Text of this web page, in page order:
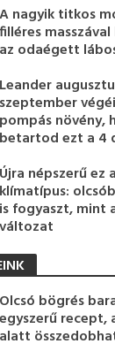
A nagyik titkos
filléres
az odaégett
Leander
szeptember
pompás növény,
betartod ezt a 4
Újra népszerű ez
klímatípus:
is fogyaszt, mint
változat
Olcsó bögrés
egyszerű
alatt